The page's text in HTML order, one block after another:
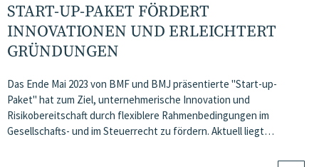
START-UP-PAKET FÖRDERT
INNOVATIONEN UND ERLEICHTERT
GRÜNDUNGEN
Das Ende Mai 2023 von BMF und BMJ präsentierte "Start-up-
Paket" hat zum Ziel, unternehmerische Innovation und
Risikobereitschaft durch flexiblere Rahmenbedingungen im
Gesellschafts- und im Steuerrecht zu fördern. Aktuell liegt…